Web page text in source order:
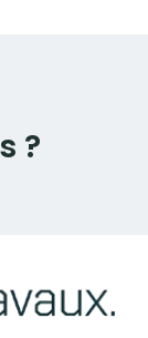
?